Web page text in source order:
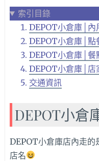
索引目錄
DEPOT小倉庫│內
DEPOT小倉庫│點
DEPOT小倉庫│餐
DEPOT小倉庫│店
交通資訊
DEPOT小倉
DEPOT小倉庫店內走的
店名